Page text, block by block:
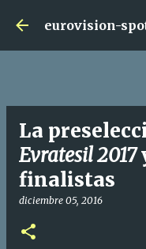
Ir al
eurovision-
La
Evratesil 2017
finalistas
diciembre 05, 2016